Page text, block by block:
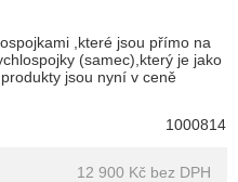
,které jsou přímo na
(samec),který je jako
jsou nyní v ceně
1000814
12 900 Kč bez DPH